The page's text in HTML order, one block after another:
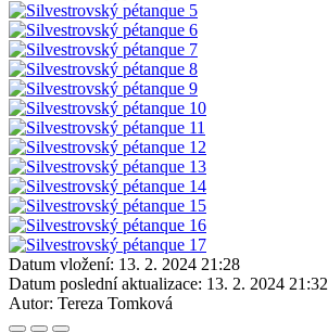
Datum vložení: 13. 2. 2024 21:28
Datum poslední aktualizace: 13. 2. 2024 21:32
Autor: Tereza Tomková